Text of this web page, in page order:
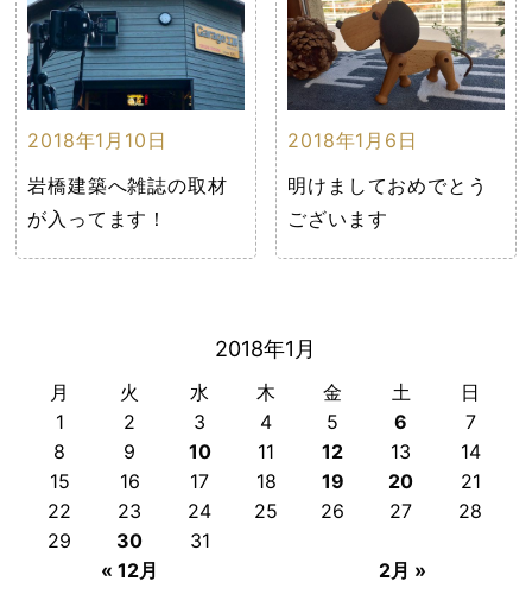
2018年1月
月 火 水 木 金 土 日
« 12月 2月 »
1 2 3 4 5 6
7
8
9 10 11 12 13
14
15
16 17 18 19 20
21
22
23 24 25 26 27
28
29
30 31
2018年1月10日
岩橋建築へ雑誌の取材
が入ってます！
2018年1月6日
明けましておめでとう
ございます